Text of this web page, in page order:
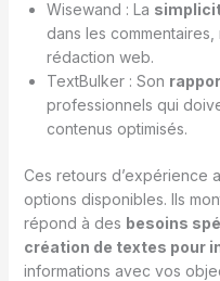
Wisewand : La
dans les
rédaction web.
TextBulker : Son
professionnels qui
contenus optimisés.
Ces retours d’expérience
options disponibles. Ils
répond à des besoins
création de textes pour
informations avec vos